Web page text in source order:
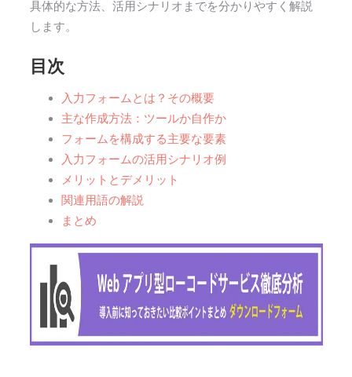
具体的な方法、活用シナリオまでを分かりやすく解説
します。
目次
入力フォームとは？その概要
主な作成方法：ツールか自作か
フォームを構成する主要な要素
入力フォームの活用シナリオ例
メリットとデメリット
関連用語の解説
まとめ